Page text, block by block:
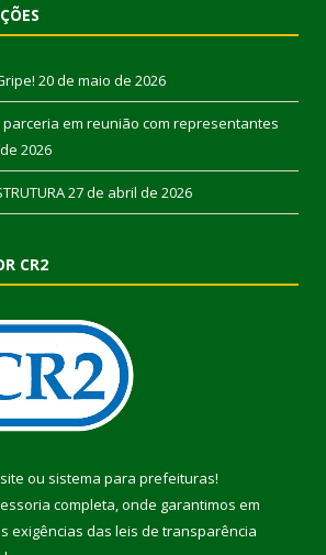
20 de maio de 2026
em reunião com representantes
2026
27 de abril de 2026
CR2
ou sistema para prefeituras!
completa, onde garantimos em
exigências das leis de transparência